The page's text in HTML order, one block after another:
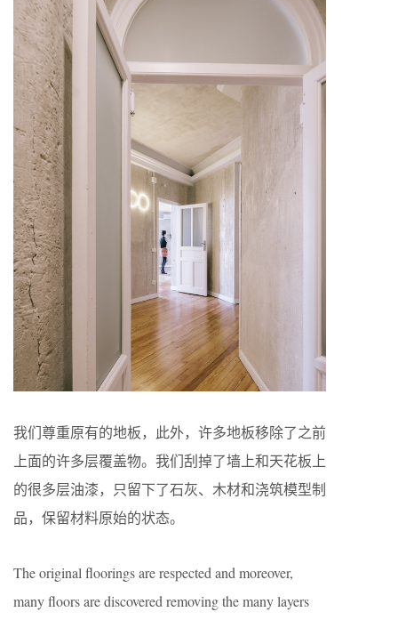
我们尊重原有的地板，此外，许多地板移除了之前
上面的许多层覆盖物。我们刮掉了墙上和天花板上
的很多层油漆，只留下了石灰、木材和浇筑模型制
品，保留材料原始的状态。
The original floorings are respected and moreover,
many floors are discovered removing the many layers